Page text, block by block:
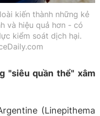
kiến thành những kẻ
và hiệu quả hơn - có
kiểm soát dịch hại.
"siêu quần thể" xâm
(Linepithema